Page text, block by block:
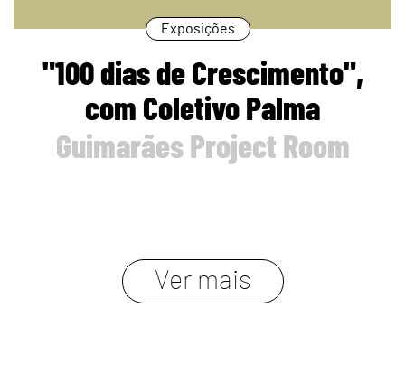
Exposições
"100 dias de Crescimento",
com Coletivo Palma
Guimarães Project Room
Ver mais